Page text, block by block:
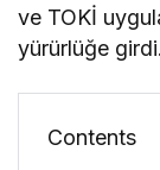
ve TOKİ
yürürlüğe girdi.
Contents